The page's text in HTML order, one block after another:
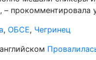
–
, ОБСЕ, Чегринец